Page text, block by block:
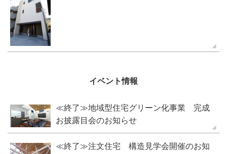
イベント情報
≪終了≫地域型住宅グリーン化事業 完成
お披露目会のお知らせ
≪終了≫注文住宅 構造見学会開催のお知